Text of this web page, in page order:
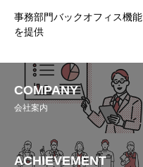
事務部門バックオフィス機能
を提供
COMPANY
会社案内
ACHIEVEMENT